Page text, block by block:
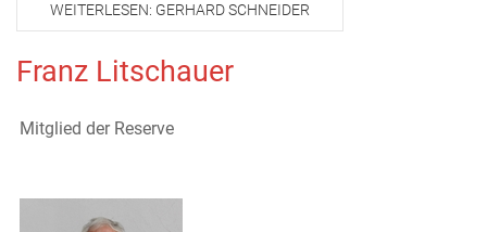
WEITERLESEN: GERHARD SCHNEIDER
Franz Litschauer
Mitglied der Reserve